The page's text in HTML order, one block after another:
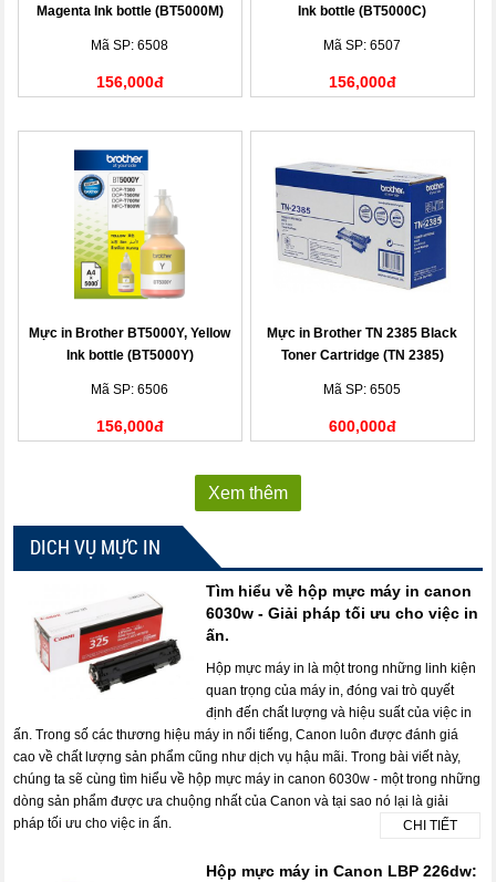
Magenta Ink bottle (BT5000M)
Mã SP: 6508
156,000đ
Ink bottle (BT5000C)
Mã SP: 6507
156,000đ
Mực in Brother BT5000Y, Yellow
Ink bottle (BT5000Y)
Mã SP: 6506
156,000đ
Mực in Brother TN 2385 Black
Toner Cartridge (TN 2385)
Mã SP: 6505
600,000đ
Xem thêm
DICH VỤ MỰC IN
Tìm hiểu về hộp mực máy in canon
6030w - Giải pháp tối ưu cho việc in
ấn.
Hộp mực máy in là một trong những linh kiện
quan trọng của máy in, đóng vai trò quyết
định đến chất lượng và hiệu suất của việc in
ấn. Trong số các thương hiệu máy in nổi tiếng, Canon luôn được đánh giá
cao về chất lượng sản phẩm cũng như dịch vụ hậu mãi. Trong bài viết này,
chúng ta sẽ cùng tìm hiểu về hộp mực máy in canon 6030w - một trong những
dòng sản phẩm được ưa chuộng nhất của Canon và tại sao nó lại là giải
pháp tối ưu cho việc in ấn.
CHI TIẾT
Hộp mực máy in Canon LBP 226dw: